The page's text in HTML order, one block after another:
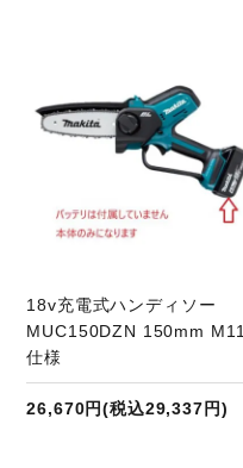
18v充電式ハンディソー
MUC150DZN 150mm M11
仕様
26,670円(税込29,337円)